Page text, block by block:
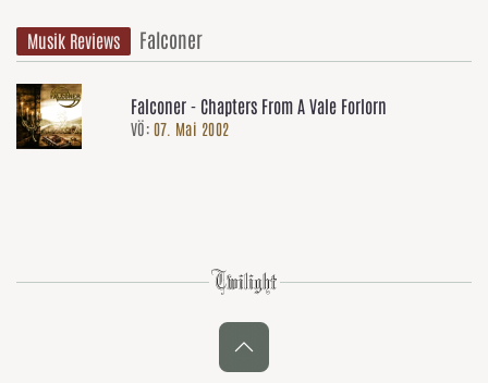
Musik Reviews Falconer
Falconer - Chapters From A Vale Forlorn
VÖ: 07. Mai 2002